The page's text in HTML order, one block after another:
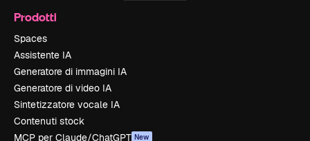
Prodotti
Spaces
Assistente IA
Generatore di immagini IA
Generatore di video IA
Sintetizzatore vocale IA
Contenuti stock
MCP per Claude/ChatGPT New